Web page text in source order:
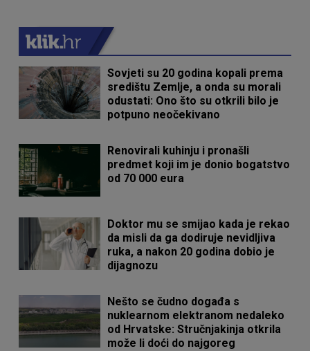
Sovjeti su 20 godina kopali prema
središtu Zemlje, a onda su morali
odustati: Ono što su otkrili bilo je
potpuno neočekivano
Renovirali kuhinju i pronašli
predmet koji im je donio bogatstvo
od 70 000 eura
Doktor mu se smijao kada je rekao
da misli da ga dodiruje nevidljiva
ruka, a nakon 20 godina dobio je
dijagnozu
Nešto se čudno događa s
nuklearnom elektranom nedaleko
od Hrvatske: Stručnjakinja otkrila
može li doći do najgoreg